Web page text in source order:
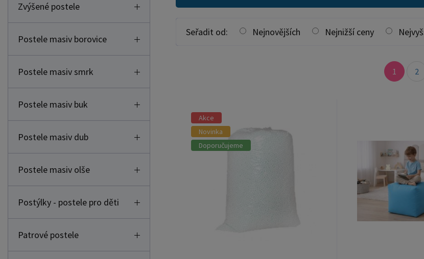
Zvýšené postele
Postele masiv borovice
Postele masiv smrk
Postele masiv buk
Postele masiv dub
Postele masiv olše
Postýlky - postele pro děti
Patrové postele
Seřadit od: Nejnovějších Nejnižší ceny
1 2
Akce
Novinka
Doporučujeme